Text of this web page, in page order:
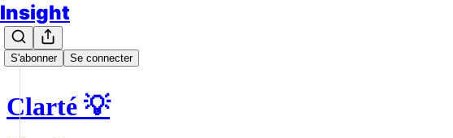
Insight
S'abonner Se connecter
Clarté 💡